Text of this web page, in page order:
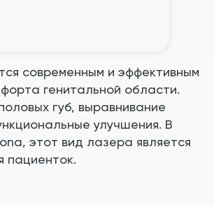
современным и эффективным
генитальной области.
губ, выравнивание
улучшения. В
этот вид лазера является
пациенток.